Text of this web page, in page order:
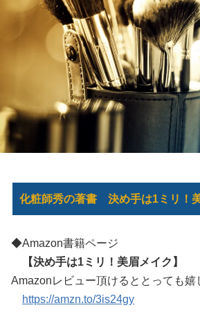
化粧師秀の著書 決め手は1ミリ！
◆Amazon書籍ページ
【決め手は1ミリ！美眉メイク】
Amazonレビュー頂けるととっても嬉
https://amzn.to/3is24gy